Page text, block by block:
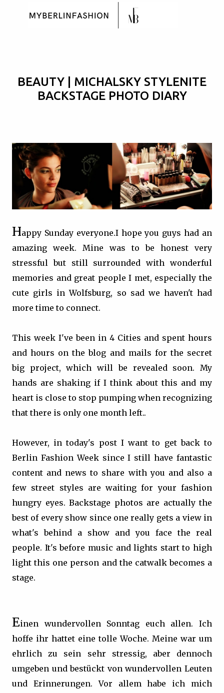
Skip to main content
BEAUTY | MICHALSKY STYLENITE
BACKSTAGE PHOTO DIARY
Happy Sunday everyone.I hope you guys had an
amazing week. Mine was to be honest very
stressful but still surrounded with wonderful
memories and great people I met, especially the
cute girls in Wolfsburg, so sad we haven't had
more time to connect.
This week I've been in 4 Cities and spent hours
and hours on the blog and mails for the secret
big project, which will be revealed soon. My
hands are shaking if I think about this and my
heart is close to stop pumping when recognizing
that there is only one month left..
However, in today's post I want to get back to
Berlin Fashion Week since I still have fantastic
content and news to share with you and also a
few street styles are waiting for your fashion
hungry eyes. Backstage photos are actually the
best of every show since one really gets a view in
what's behind a show and you face the real
people. It's before music and lights start to high
light this one person and the catwalk becomes a
stage.
Einen wundervollen Sonntag euch allen. Ich
hoffe ihr hattet eine tolle Woche. Meine war um
ehrlich zu sein sehr stressig, aber dennoch
umgeben und bestückt von wundervollen Leuten
und Erinnerungen. Vor allem habe ich mich